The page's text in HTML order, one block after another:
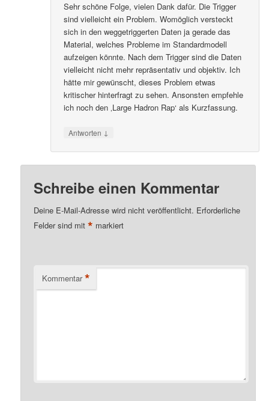
Sehr schöne Folge, vielen Dank dafür. Die Trigger
sind vielleicht ein Problem. Womöglich versteckt
sich in den weggetriggerten Daten ja gerade das
Material, welches Probleme im Standardmodell
aufzeigen könnte. Nach dem Trigger sind die Daten
vielleicht nicht mehr repräsentativ und objektiv. Ich
hätte mir gewünscht, dieses Problem etwas
kritischer hinterfragt zu sehen. Ansonsten empfehle
ich noch den ‚Large Hadron Rap‘ als Kurzfassung.
Antworten ↓
Schreibe einen Kommentar
Deine E-Mail-Adresse wird nicht veröffentlicht. Erforderliche
Felder sind mit* markiert
Kommentar *